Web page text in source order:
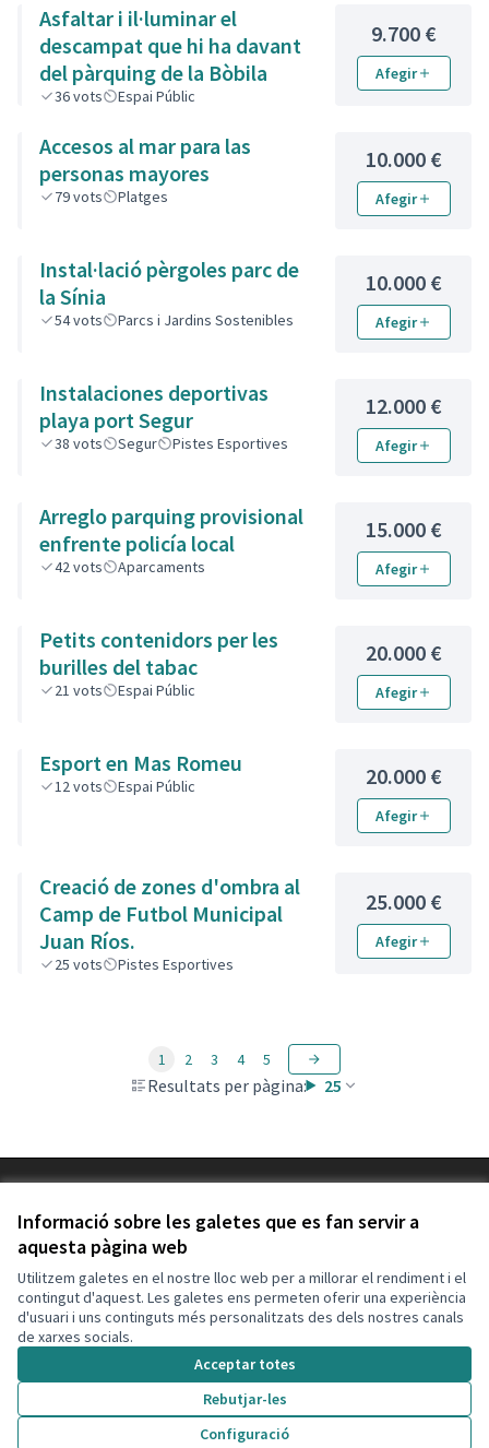
Informació sobre les galetes que es fan servir a
aquesta pàgina web
Utilitzem galetes en el nostre lloc web per a millorar el rendiment i el
contingut d'aquest. Les galetes ens permeten oferir una experiència
d'usuari i uns continguts més personalitzats des dels nostres canals
de xarxes socials.
Acceptar totes
Rebutjar-les
Configuració
Asfaltar i il·luminar el
descampat que hi ha davant
del pàrquing de la Bòbila
36vots Espai Públic
9.700 €
Afegir
Accesos al mar para las
personas mayores
79vots Platges
10.000 €
Afegir
Instal·lació pèrgoles parc de
la Sínia
54vots Parcs i Jardins Sostenibles
10.000 €
Afegir
Instalaciones deportivas
playa port Segur
38 vots Segur Pistes Esportives
12.000 €
Afegir
Arreglo parquing provisional
enfrente policía local
42vots Aparcaments
15.000 €
Afegir
Petits contenidors per les
burilles del tabac
21 vots Espai Públic
20.000 €
Afegir
Esport en Mas Romeu
12vots Espai Públic 20.000 €
Afegir
Creació de zones d'ombra al
Camp de Futbol Municipal
Juan Ríos.
25 vots Pistes Esportives
25.000 €
Afegir
Resultats per pàgina: 25
1 2 3 4 5
Configuració de les galetes
Decidim Calafell a X
(Enllaç extern)
Decidim Calafell a Facebook
(Enllaç extern)
Decidim Calafell a YouTube
(Enllaç extern)
Decidim Calafell a GitHub
(Enllaç extern)
(Enllaç extern)programari lliure
(Enllaç extern)
.